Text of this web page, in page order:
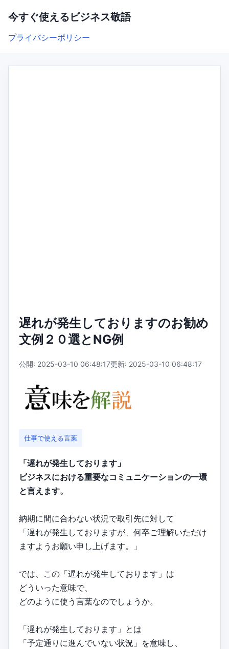
今すぐ使えるビジネス敬語
プライバシーポリシー
遅れが発生しておりますのお勧め
文例２０選とNG例
公開: 2025-03-10 06:48:17更新: 2025-03-10 06:48:17
仕事で使える言葉
「遅れが発生しております」
ビジネスにおける重要なコミュニケーションの一環
と言えます。
納期に間に合わない状況で取引先に対して
「遅れが発生しておりますが、何卒ご理解いただけ
ますようお願い申し上げます。」
では、この「遅れが発生しております」は
どういった意味で、
どのように使う言葉なのでしょうか。
「遅れが発生しております」とは
「予定通りに進んでいない状況」を意味し、